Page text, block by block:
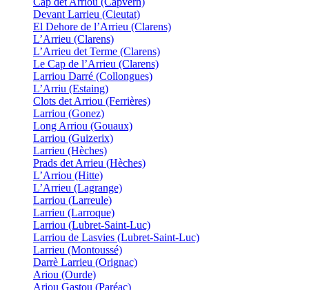
Devant Larrieu (Cieutat)
El Dehore de l’Arrieu (Clarens)
L’Arrieu (Clarens)
L’Arrieu det Terme (Clarens)
Le Cap de l’Arrieu (Clarens)
Larriou Darré (Collongues)
L’Arriu (Estaing)
Clots det Arriou (Ferrières)
Larriou (Gonez)
Long Arriou (Gouaux)
Larriou (Guizerix)
Larrieu (Hèches)
Prads det Arrieu (Hèches)
L’Arriou (Hitte)
L’Arrieu (Lagrange)
Larriou (Larreule)
Larrieu (Larroque)
Larriou (Lubret-Saint-Luc)
Larriou de Lasvies (Lubret-Saint-Luc)
Larrieu (Montoussé)
Darrè Larrieu (Orignac)
Ariou (Ourde)
Ariou Gastou (Paréac)